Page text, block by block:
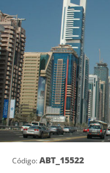
Código:ABT_15522